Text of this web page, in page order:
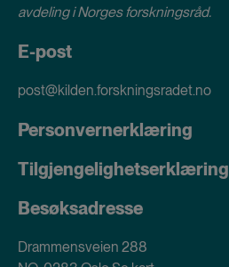
avdeling iNorges forskningsråd.
E-post
post@kilden.forskningsradet.no
Personvernerklæring
Tilgjengelighetserklæring
Besøksadresse
Drammensveien 288